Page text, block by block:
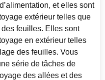
et elles sont
extérieur telles que
feuilles. Elles sont
en extérieur telles
des feuilles. Vous
série de tâches de
des allées et des